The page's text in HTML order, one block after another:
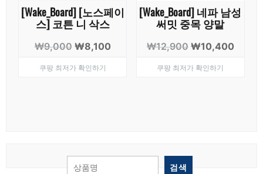
[Wake_Board] [노스페이
스] 코튼 니 삭스
₩9,000 원
가
₩8,100현
쿠팡 최저가 확인하기
[Wake_Board] 네파 남성
써밋 중목 양말
₩12,900 원
가
₩10,400현
쿠팡 최저가 확인하기
검색